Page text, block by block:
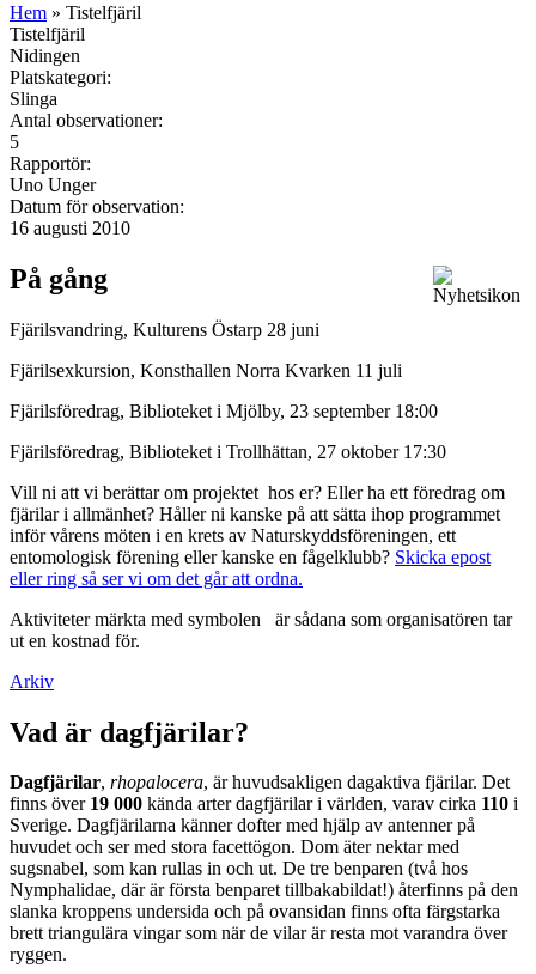
Hem » Tistelfjäril
Tistelfjäril
Nidingen
Platskategori:
Slinga
Antal observationer:
5
Rapportör:
Uno Unger
Datum för observation:
16 augusti 2010
På gång
Fjärilsvandring, Kulturens Östarp 28 juni
Fjärilsexkursion, Konsthallen Norra Kvarken 11 juli
Fjärilsföredrag, Biblioteket i Mjölby, 23 september 18:00
Fjärilsföredrag, Biblioteket i Trollhättan, 27 oktober 17:30
Vill ni att vi berättar om projektet hos er? Eller ha ett föredrag om
fjärilar i allmänhet? Håller ni kanske på att sätta ihop programmet
inför vårens möten i en krets av Naturskyddsföreningen, ett
entomologisk förening eller kanske en fågelklubb? Skicka epost
eller ring så ser vi om det går att ordna.
Aktiviteter märkta med symbolen
är sådana som organisatören tar
ut en kostnad för.
Arkiv
Vad är dagfjärilar?
Dagfjärilar, rhopalocera, är huvudsakligen dagaktiva fjärilar. Det
finns över 19 000 kända arter dagfjärilar i världen, varav cirka 110 i
Sverige. Dagfjärilarna känner dofter med hjälp av antenner på
huvudet och ser med stora facettögon. Dom äter nektar med
sugsnabel, som kan rullas in och ut. De tre benparen (två hos
Nymphalidae, där är första benparet tillbakabildat!) återfinns på den
slanka kroppens undersida och på ovansidan finns ofta färgstarka
brett triangulära vingar som när de vilar är resta mot varandra över
ryggen.